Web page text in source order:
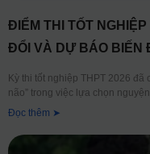
ĐIỂM THI TỐT
ĐỔI VÀ DỰ BÁO BIẾN
Kỳ thi tốt nghiệp THPT 2026
não” trong việc lựa chọn
Đọc thêm ➤